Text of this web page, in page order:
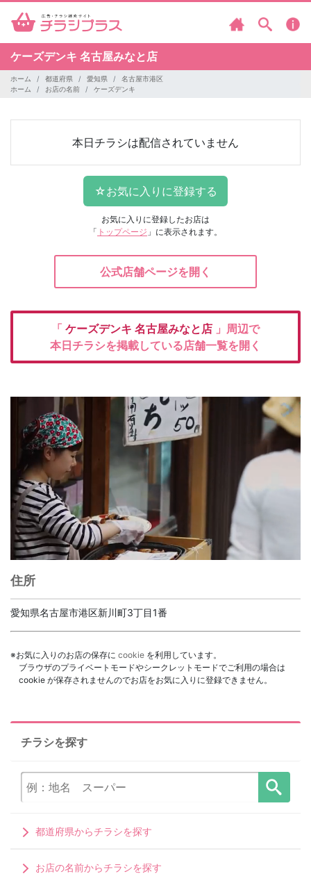
ケーズデンキ 名古屋みなと店
ホーム 都道府県 愛知県
名古屋市港区
ホーム
お店の名前 ケーズデンキ
本日チラシは配信されていません
お気に入りに登録したお店は
「 トップページ 」に表示されます。
公式店舗ページを開く
「 ケーズデンキ 名古屋みなと店 」周辺で
本日チラシを掲載している店舗一覧を開く
住所
愛知県名古屋市港区新川町3丁目1番
※お気に入りのお店の保存に cookie を利用しています。
ブラウザのプライベートモードやシークレットモードでご利用の場合は
cookie が保存されませんのでお店をお気に入りに登録できません。
チラシを探す
都道府県からチラシを探す
お店の名前からチラシを探す